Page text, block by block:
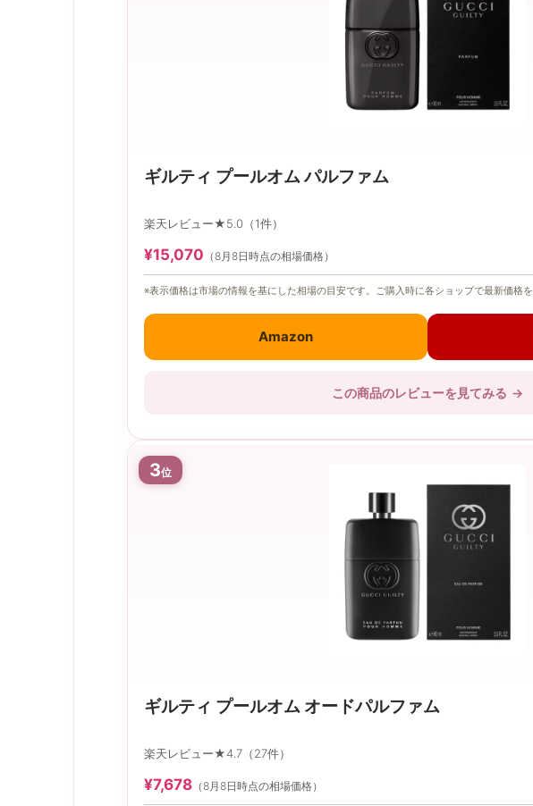
ギルティ プールオム パルファム
¥15,070
※表示価格は市場の情報を基にした相場の目安です。ご購入時に各ショップで最新価格を
この商品のレビューを見てみる →
ギルティ プールオム オードパルファム